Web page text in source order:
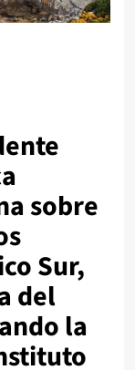
sobre
Sur,
del
la